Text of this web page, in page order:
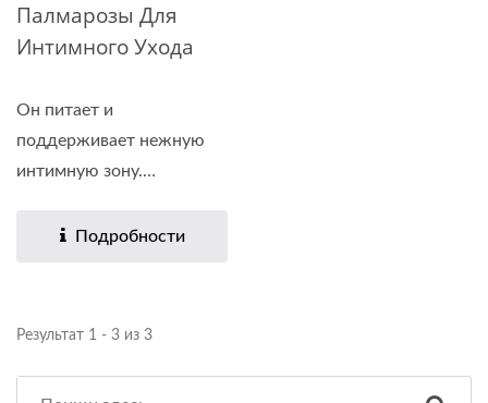
Палмарозы Для
Интимного Ухода
Он питает и
поддерживает нежную
интимную зону.
Подробности
Результат 1 - 3 из 3